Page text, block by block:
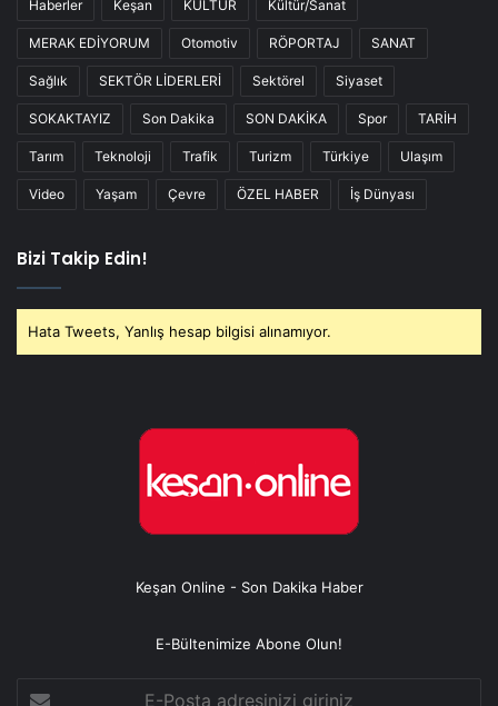
Haberler Keşan KÜLTÜR Kültür/Sanat
MERAK EDİYORUM Otomotiv RÖPORTAJ SANAT
Sağlık SEKTÖR LİDERLERİ Sektörel Siyaset
SOKAKTAYIZ Son Dakika SON DAKİKA Spor TARİH
Tarım Teknoloji Trafik Turizm Türkiye Ulaşım
Video Yaşam Çevre ÖZEL HABER İş Dünyası
Bizi Takip Edin!
Hata Tweets, Yanlış hesap bilgisi alınamıyor.
Keşan Online - Son Dakika Haber
E-Bültenimize Abone Olun!